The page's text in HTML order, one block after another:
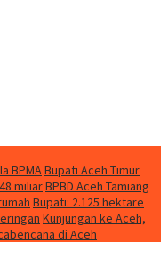
BPMABupati Aceh Timur
miliarBPBD Aceh Tamiang
Bupati: 2.125 hektare
Kunjungan ke Aceh,
di Aceh